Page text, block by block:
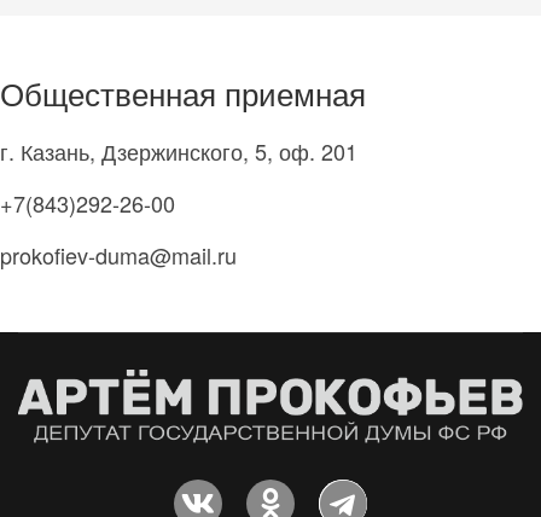
Общественная приемная
г. Казань, Дзержинского, 5, оф. 201
+7(843)292-26-00
prokofiev-duma@mail.ru